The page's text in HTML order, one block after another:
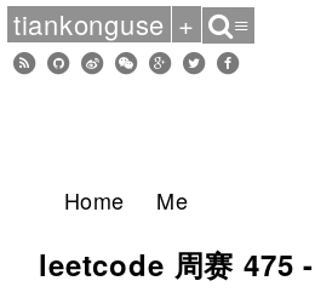
Home Me
leetcode 周赛 475
tiankonguse + ≡